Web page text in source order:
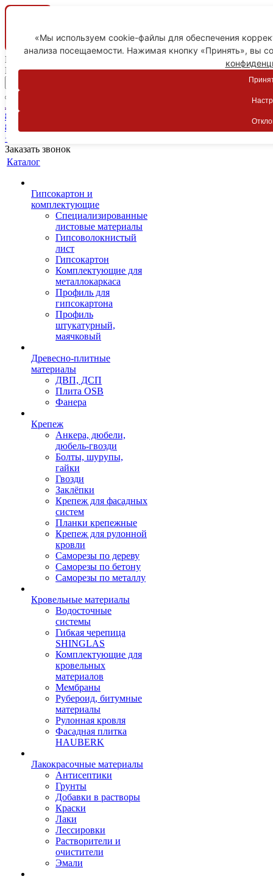
Ваш город
Пятигорск
Личный кабинет
8-800-775-59-89
8-800-775-59-89
+7 918 754-83-77
Заказать звонок
Каталог
Гипсокартон и
комплектующие
Специализированные
листовые материалы
Гипсоволокнистый
лист
Гипсокартон
Комплектующие для
металлокаркаса
Профиль для
гипсокартона
Профиль
штукатурный,
маячковый
Древесно-плитные
материалы
ДВП, ДСП
Плита OSB
Фанера
Крепеж
Анкера, дюбели,
дюбель-гвозди
Болты, шурупы,
гайки
Гвозди
Заклёпки
Крепеж для фасадных
систем
Планки крепежные
Крепеж для рулонной
кровли
Саморезы по дереву
Саморезы по бетону
Саморезы по металлу
Кровельные материалы
Водосточные
системы
Гибкая черепица
SHINGLAS
Комплектующие для
кровельных
материалов
Мембраны
Рубероид, битумные
материалы
Рулонная кровля
Фасадная плитка
HAUBERK
Лакокрасочные материалы
Антисептики
Грунты
Добавки в растворы
Краски
Лаки
Лессировки
Растворители и
очистители
Эмали
«Мы используем cookie-файлы для обеспечения
анализа посещаемости. Нажимая кнопку «Принять», вы